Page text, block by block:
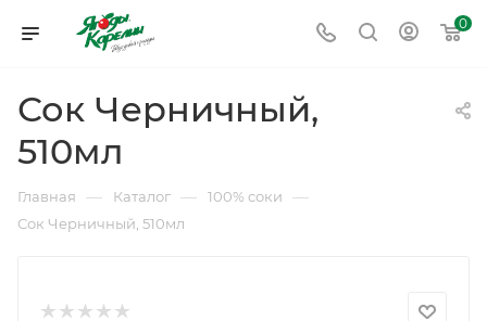
0
Сок Черничный,
510мл
Главная — Каталог — 100% cоки —
Сок Черничный, 510мл